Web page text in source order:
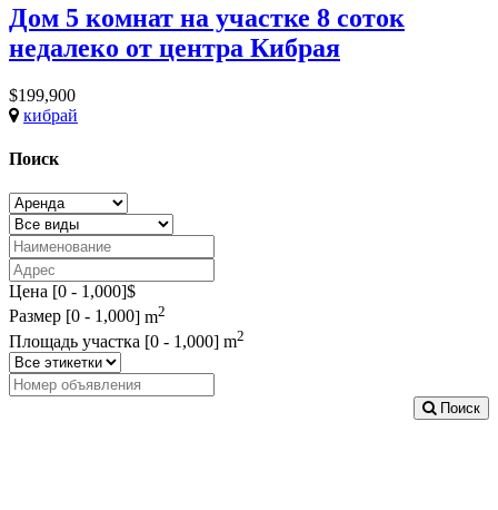
Дом 5 комнат на участке 8 соток
недалеко от центра Кибрая
$199,900
кибрай
Поиск
Цена [0 - 1,000]$
Размер [0 - 1,000] m2
Площадь участка [0 - 1,000] m2
Поиск